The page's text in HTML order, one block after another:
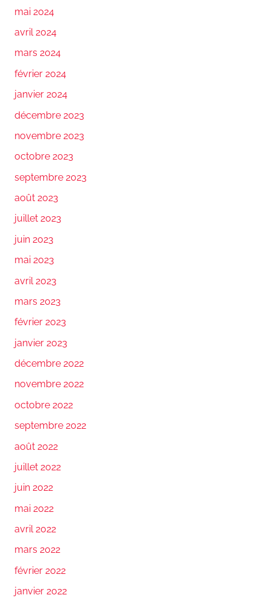
mai 2024
avril 2024
mars 2024
février 2024
janvier 2024
décembre 2023
novembre 2023
octobre 2023
septembre 2023
août 2023
juillet 2023
juin 2023
mai 2023
avril 2023
mars 2023
février 2023
janvier 2023
décembre 2022
novembre 2022
octobre 2022
septembre 2022
août 2022
juillet 2022
juin 2022
mai 2022
avril 2022
mars 2022
février 2022
janvier 2022